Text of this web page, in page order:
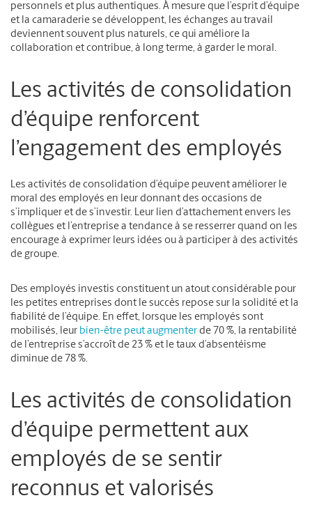
personnels et plus authentiques. À mesure que l’esprit d’équipe
et la camaraderie se développent, les échanges au travail
deviennent souvent plus naturels, ce qui améliore la
collaboration et contribue, à long terme, à garder le moral.
Les activités de consolidation
d’équipe renforcent
l’engagement des employés
Les activités de consolidation d’équipe peuvent améliorer le
moral des employés en leur donnant des occasions de
s’impliquer et de s’investir. Leur lien d’attachement envers les
collègues et l’entreprise a tendance à se resserrer quand on les
encourage à exprimer leurs idées ou à participer à des activités
de groupe.
Des employés investis constituent un atout considérable pour
les petites entreprises dont le succès repose sur la solidité et la
fiabilité de l’équipe. En effet, lorsque les employés sont
mobilisés, leur bien-être peut augmenter de 70 %, la rentabilité
de l’entreprise s’accroît de 23 % et le taux d’absentéisme
diminue de 78 %.
Les activités de consolidation
d’équipe permettent aux
employés de se sentir
reconnus et valorisés